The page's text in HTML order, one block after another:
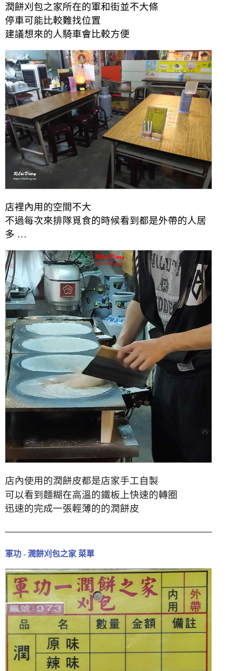
潤餅刈包之家所在的軍和街並不大條
停車可能比較難找位置
建議想來的人騎車會比較方便
店裡內用的空間不大
不過每次來排隊覓食的時候看到都是外帶的人居
多 …
店內使用的潤餅皮都是店家手工自製
可以看到麵糊在高溫的鐵板上快速的轉圈
迅速的完成一張輕薄的的潤餅皮
軍功 - 潤餅刈包之家 菜單